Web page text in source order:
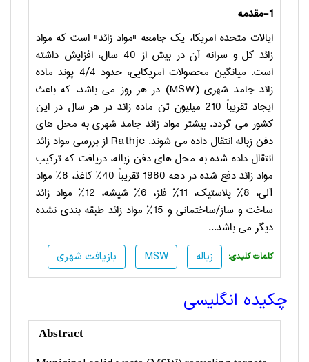
1-مقدمه
ایالات متحده امریکا، یک جامعه "مواد زائد" است که مواد
زائد کل و سرانه آن در بیش از 40 سال، افزایش داشته
است. میانگین محصولات امریکایی، حدود 4/4 پوند ماده
زائد جامد شهری (MSW) در هر روز می باشد، که باعث
ایجاد تقریباً 210 میلیون تن ماده زائد در هر سال در این
کشور می گردد. بیشتر مواد زائد جامد شهری به محل های
دفن زباله انتقال داده می شوند. Rathje از بررسی مواد زائد
انتقال داده شده به محل های دفن زباله، دریافت که ترکیب
مواد زائد دفع شده در دهه 1980 تقریباً 40% کاغذ، 8% مواد
آلی، 8% پلاستیک، 11% فلز، 6% شیشه، 12% مواد زائد
ساخت و ساز/ساختمانی و 15% مواد زائد طبقه بندی نشده
دیگر می باشد...
بازیافت شهری MSW زباله :کلمات کلیدی
چکیده انگلیسی
Abstract